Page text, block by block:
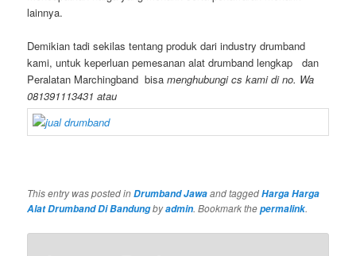
lainnya.
Demikian tadi sekilas tentang produk dari industry drumband
kami, untuk keperluan pemesanan alat drumband lengkap dan
Peralatan Marchingband bisamenghubungi cs kami di no. Wa
081391113431 atau
This entry was posted inDrumband Jawaand taggedHarga Harga
Alat Drumband Di Bandungbyadmin. Bookmark thepermalink.